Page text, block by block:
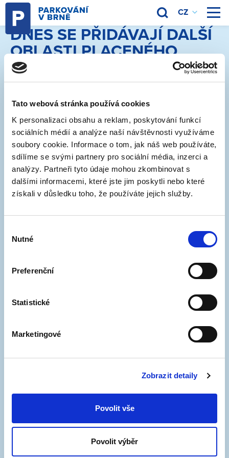
Tato webová stránka používá cookies
K personalizaci obsahu a reklam, poskytování funkcí
sociálních médií a analýze naší návštěvnosti využíváme
soubory cookie. Informace o tom, jak náš web používáte,
sdílíme se svými partnery pro sociální média, inzerci a
analýzy. Partneři tyto údaje mohou zkombinovat s
dalšími informacemi, které jste jim poskytli nebo které
získali v důsledku toho, že používáte jejich služby.
souhlasu
Nutné
Preferenční
Statistické
Marketingové
Zobrazit detaily
Povolit vše
Povolit výběr
DNES SE PŘIDÁVAJÍ DALŠÍ
OBLASTI PLACENÉHO
STÁNÍ
K 18.11. platí regulace v dalších oblastech, které
dokončí prstenec kolem historického centra Brna.
Konkrétně jde o:
1-03 Bratislavská
1-04 Koliště
Pro návštěvníky je důležité, že tyto oblasti spadají
další za 30 Kč. Platit lze přes mobilní aplikaci, SMS
možné zakoupit si předplacené návštěvnické
hodin (týden = 400 Kč, měsíc = 1.200 Kč, rok =